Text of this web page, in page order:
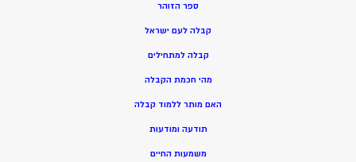
ספר הזוהר
קבלה לעם ישראל
קבלה למתחילים
מהי חכמת הקבלה
האם מותר ללמוד קבלה
תודעה ומודעות
משמעות החיים